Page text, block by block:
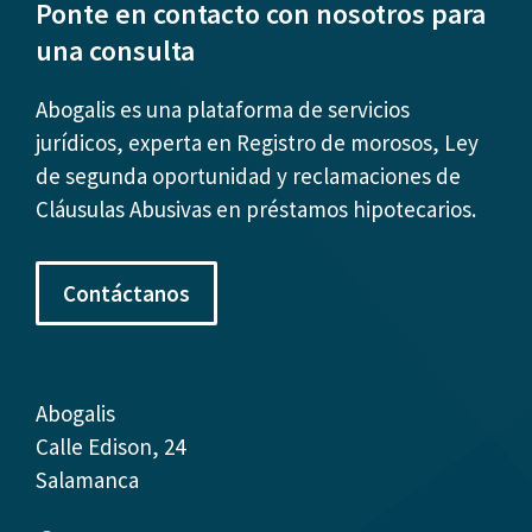
Ponte en contacto con nosotros para
una consulta
Abogalis es una plataforma de servicios
jurídicos, experta en Registro de morosos, Ley
de segunda oportunidad y reclamaciones de
Cláusulas Abusivas en préstamos hipotecarios.
Contáctanos
Abogalis
Calle Edison, 24
Salamanca